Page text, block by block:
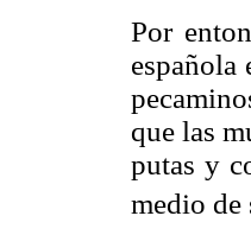
Por
que las
putas y
medio de